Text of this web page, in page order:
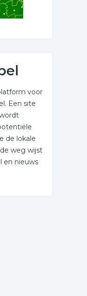
voor
Een site
de lokale
weg wijst
en nieuws